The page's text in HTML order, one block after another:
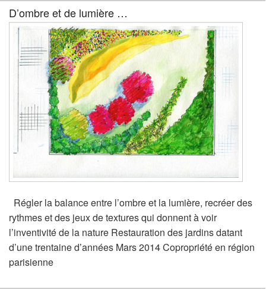
D’ombre et de lumière …
Régler la balance entre l’ombre et la lumière, recréer des
rythmes et des jeux de textures qui donnent à voir
l’inventivité de la nature Restauration des jardins datant
d’une trentaine d’années Mars 2014 Copropriété en région
parisienne